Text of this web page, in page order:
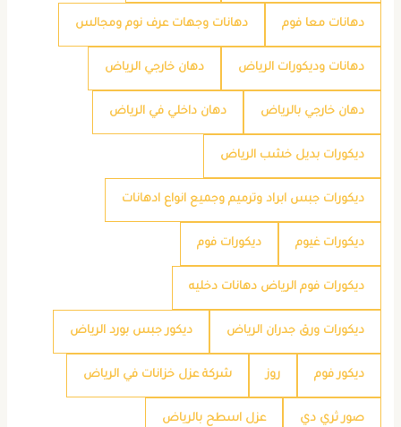
دهانات معا فوم دهانات وجهات عرف نوم ومجالس
دهانات وديكورات الرياض دهان خارجي الرياض
دهان خارجي بالرياض دهان داخلي في الرياض
ديكورات بديل خشب الرياض
ديكورات جبس ابراد وترميم وجميع انواع ادهانات
ديكورات غيوم ديكورات فوم
ديكورات فوم الرياض دهانات دخليه
ديكورات ورق جدران الرياض ديكور جبس بورد الرياض
ديكور فوم روز شركة عزل خزانات في الرياض
صور ثري دي عزل اسطح بالرياض